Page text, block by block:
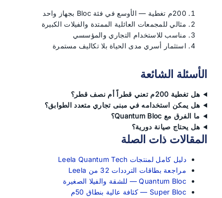
200م تغطية — الأوسع في فئة Bloc بجهاز واحد
مثالي للمجمعات العائلية الممتدة والفيلات الكبيرة
مناسب للاستخدام التجاري والمؤسسي
استثمار أسري مدى الحياة بلا تكاليف مستمرة
الأسئلة الشائعة
هل تغطية 200م تعني قطراً أم نصف قطر؟
هل يمكن استخدامه في مبنى تجاري متعدد الطوابق؟
ما الفرق مع Quantum Bloc؟
هل يحتاج صيانة دورية؟
المقالات ذات الصلة
دليل كامل لمنتجات Leela Quantum Tech
مراجعة بطاقات الترددات 32 من Leela
Quantum Bloc — للشقة والفيلا الصغيرة
Super Bloc — كثافة عالية بنطاق 50م